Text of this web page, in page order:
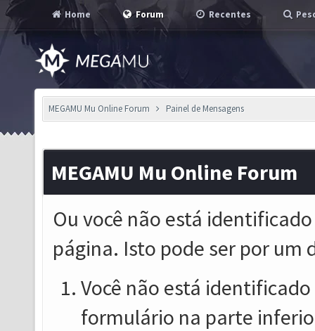
Home Forum Recentes
MEGAMU Mu Online Forum Painel de Mensagens
MEGAMU Mu Online Forum
Ou você não está
página. Isto pode ser por um
Você não está
formulário na parte